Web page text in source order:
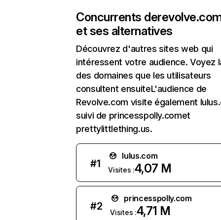
Concurrents de
et ses alternatives
Découvrez d'autres sites web qui
intéressent votre audience. Voyez
des domaines que les utilisateurs
consultent ensuiteL'audience de
Revolve.com visite également
suivi de princesspolly.comet
prettylittlething.us.
#1
lulus.com
Visites :4,07 M
#2
princesspolly.com
Visites :4,71 M